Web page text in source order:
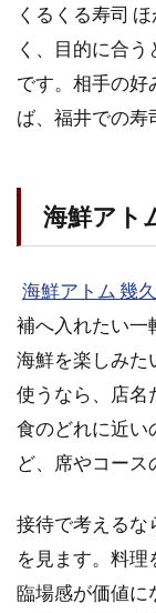
くるくる寿司
く、目的に合
です。相手の好
ば、福井での寿
海鮮アト
海鮮アトム 幾
補へ入れたい一
海鮮を楽しみた
使うなら、店名
食のどれに近い
ど、席やコース
接待で考えるな
を見ます。料
臨場感が価値に